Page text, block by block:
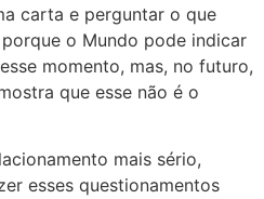
carta e perguntar o que
o Mundo pode indicar
momento, mas, no futuro,
que esse não é o
mais sério,
esses questionamentos